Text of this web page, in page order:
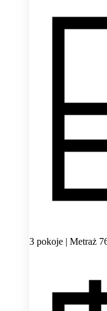
3 pokoje | Metraż